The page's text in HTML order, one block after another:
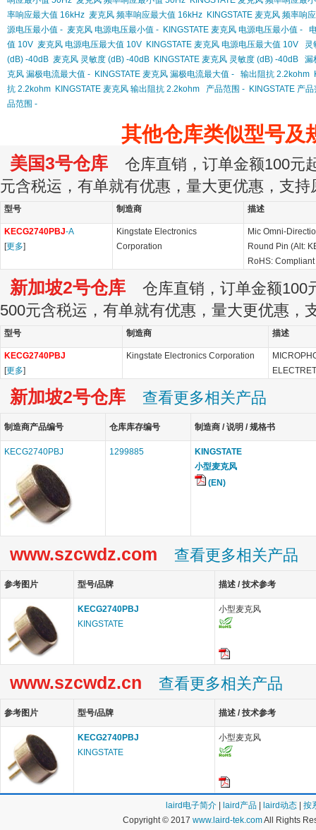
率响应最大值 16kHz 麦克风 频率响应最大值 16kHz KINGSTATE 麦克风 频率响
源电压最小值 - 麦克风 电源电压最小值 - KINGSTATE 麦克风 电源电压最小值 -
值 10V 麦克风 电源电压最大值 10V KINGSTATE 麦克风 电源电压最大值 10V
灵
(dB) -40dB 麦克风 灵敏度 (dB) -40dB KINGSTATE 麦克风 灵敏度 (dB) -40dB
漏
克风 漏极电流最大值 - KINGSTATE 麦克风 漏极电流最大值 - 输出阻抗 2.2kohm
抗 2.2kohm KINGSTATE 麦克风 输出阻抗 2.2kohm 产品范围 - KINGSTATE 产
品范围 -
其他仓库类似型号及
美国3号仓库 仓库直销，订单金额100元
元含税运，有单就有优惠，量大更优惠，支持
型号 制造商 描述
KECG2740PBJ-A
[更多]
Kingstate Electronics
Corporation
Mic Omni-
Round Pin (Alt:
RoHS: Compliant
新加坡2号仓库 仓库直销，订单金额100
500元含税运，有单就有优惠，量大更优惠，
型号 制造商 描述
KECG2740PBJ
[更多]
Kingstate Electronics Corporation
ELECTRET
新加坡2号仓库 查看更多相关产品
制造商产品编号 仓库库存编号 制造商 / 说明 / 规格书
KECG2740PBJ 1299885
KINGSTATE
小型麦克风
(EN)
www.szcwdz.com 查看更多相关产品
参考图片 型号/品牌 描述 / 技术参考
KECG2740PBJ
KINGSTATE
小型麦克风
www.szcwdz.cn 查看更多相关产品
参考图片 型号/品牌 描述 / 技术参考
KECG2740PBJ
KINGSTATE
小型麦克风
laird电子简介 laird产品 laird动态
按
Copyright © 2017 www.laird-tek.comAll Rights